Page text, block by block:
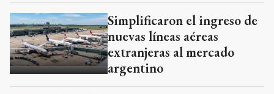
Simplificaron el ingreso de
nuevas líneas aéreas
extranjeras al mercado
argentino